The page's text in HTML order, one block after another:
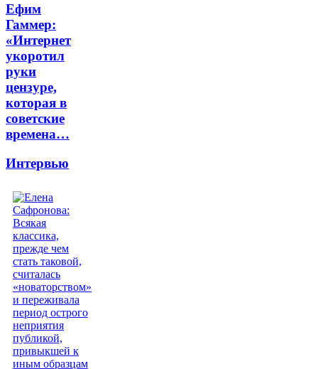
Ефим
Гаммер:
«Интернет
укоротил
руки
цензуре,
которая в
советские
времена…
Интервью